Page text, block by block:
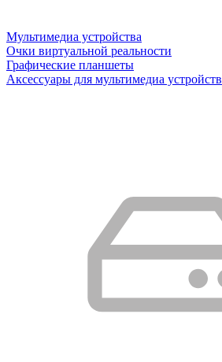
Мультимедиа устройства
Очки виртуальной реальности
Графические планшеты
Аксессуары для мультимедиа устройств